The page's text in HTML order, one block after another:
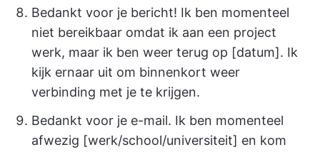
Bedankt voor je bericht! Ik ben momenteel
niet bereikbaar omdat ik aan een project
werk, maar ik ben weer terug op [datum]. Ik
kijk ernaar uit om binnenkort weer
verbinding met je te krijgen.
Bedankt voor je e-mail. Ik ben momenteel
afwezig [werk/school/universiteit] en kom